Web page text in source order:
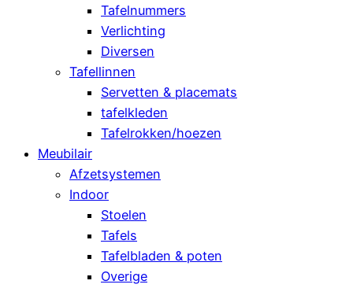
Tafelnummers
Verlichting
Diversen
Tafellinnen
Servetten & placemats
tafelkleden
Tafelrokken/hoezen
Meubilair
Afzetsystemen
Indoor
Stoelen
Tafels
Tafelbladen & poten
Overige